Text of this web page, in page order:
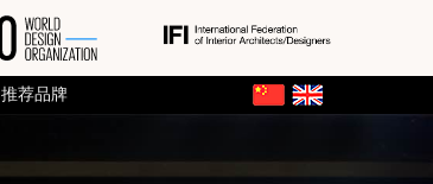
推荐品牌